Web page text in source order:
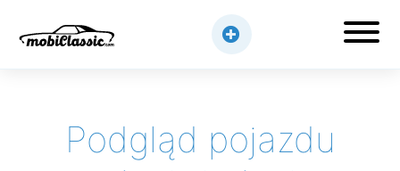
Podgląd pojazdu